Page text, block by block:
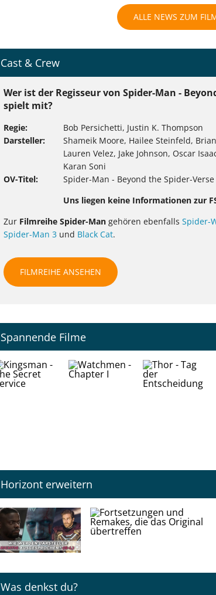
ALLE NEWS ZUM
Cast & Crew
Wer ist der Regisseur von Spider-Man -
spielt mit?
Regie
Bob Persichetti, Justin K. Thompson
Darsteller
Shameik Moore, Hailee Steinfeld,
Lauren Velez, Jake Johnson, Oscar
Karan Soni
OV-Titel
Spider-Man - Beyond the Spider-Verse
Uns liegen keine Informationen zur
Zur Filmreihe Spider-Man gehören ebenfalls Spider-
Spider-Man 3 und Black Cat.
FILMREIHE ANSEHEN
Spannende Filme
Horizont erweitern
Was denkst du?